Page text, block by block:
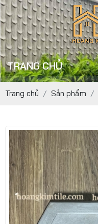
TRANG CHỦ
Trang chủ Sản phẩm